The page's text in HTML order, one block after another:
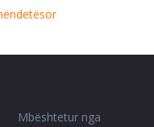
Mbështetur nga